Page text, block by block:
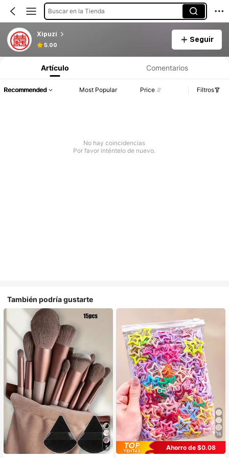
Buscar en la Tienda
Xipuzi
5.00
Seguir
Artículo Comentarios
Recommended Most Popular Price Filtros
No hay coincidencias
Por favor inténtelo de nuevo.
También podría gustarte
5
16
Ahorro de $0.08